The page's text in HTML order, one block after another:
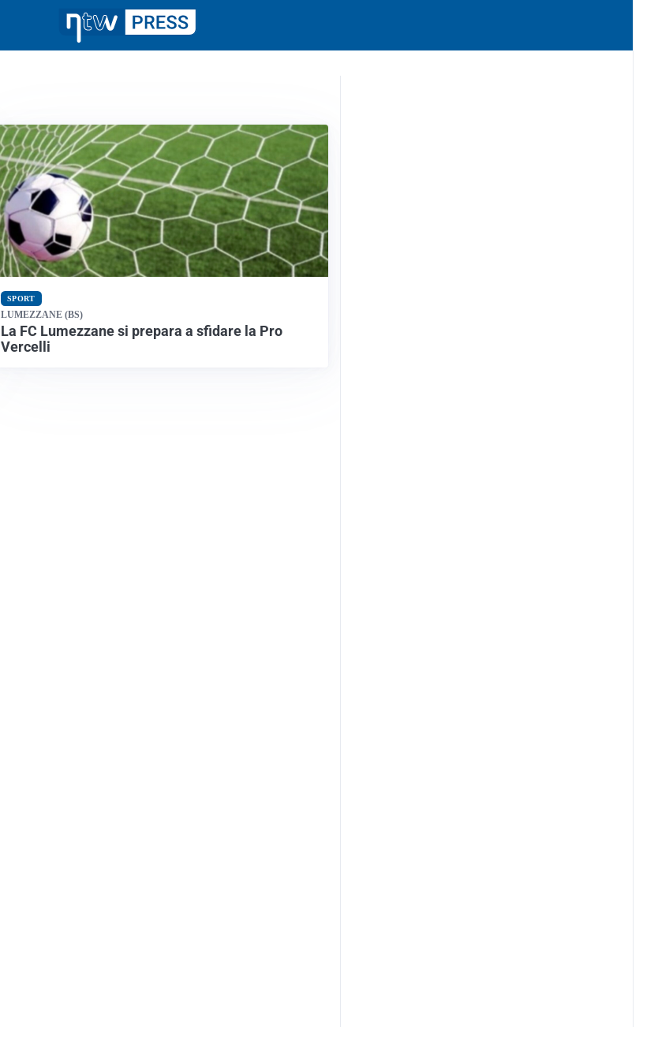
SPORT
LUMEZZANE (BS)
La FC Lumezzane si prepara a sfidare la Pro
Vercelli